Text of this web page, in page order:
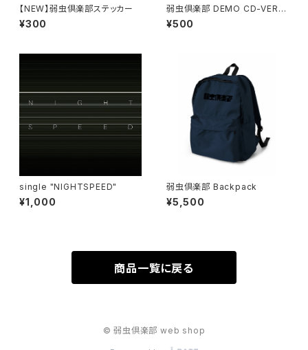
【NEW】弱虫倶楽部ステッカー
¥300
弱虫倶楽部 DEMO CD-VERSI
ON 6
¥500
single "NIGHTSPEED"
¥1,000
弱虫倶楽部 Backpack
¥5,500
商品一覧に戻る
© 弱虫倶楽部 web shop